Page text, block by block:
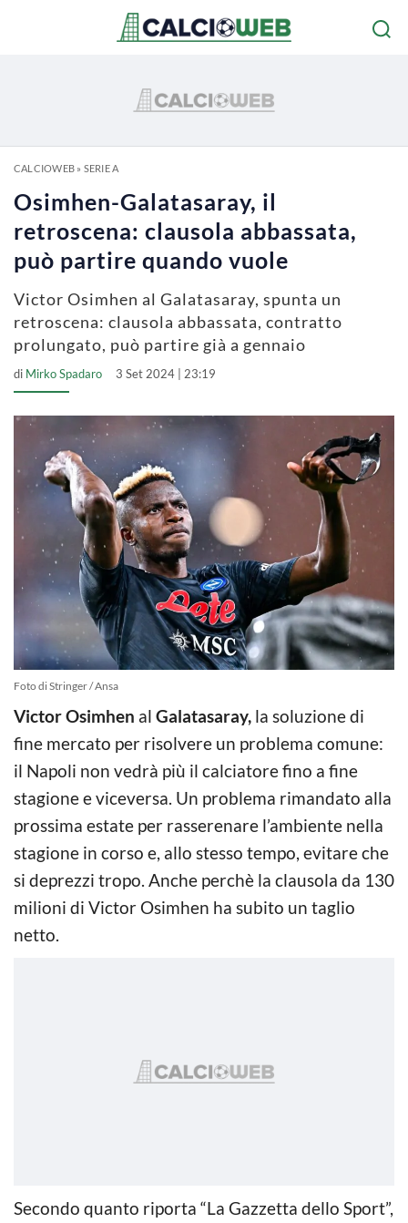
CALCIOWEB» SERIE A
Osimhen-Galatasaray, il
retroscena: clausola abbassata,
può partire quando vuole
Victor Osimhen al Galatasaray, spunta un
retroscena: clausola abbassata, contratto
prolungato, può partire già a gennaio
di Mirko Spadaro 3 Set 2024 | 23:19
Foto di Stringer / Ansa
Victor Osimhen al Galatasaray, la soluzione di
fine mercato per risolvere un problema comune:
il Napoli non vedrà più il calciatore fino a fine
stagione e viceversa. Un problema rimandato alla
prossima estate per rasserenare l’ambiente nella
stagione in corso e, allo stesso tempo, evitare che
si deprezzi tropo. Anche perchè la clausola da 130
milioni di Victor Osimhen ha subito un taglio
netto.
Secondo quanto riporta “La Gazzetta dello Sport”,